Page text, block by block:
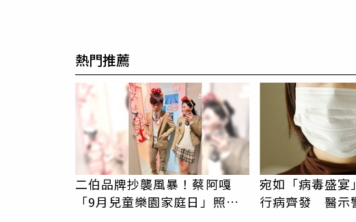
熱門推薦
二伯品牌抄襲風暴！蔡阿嘎
「9月兒童樂園家庭日」照辦
宛如「病毒盛宴
行病齊發 醫示